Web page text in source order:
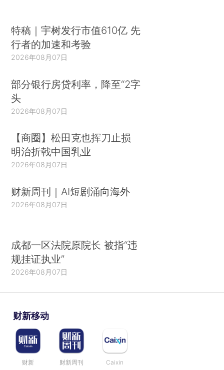
特稿｜宇树发行市值610亿 先
行者的加速和考验
2026年08月07日
部分银行房贷利率，降至“2字
头
2026年08月07日
【商圈】松田克也挥刀止损
明治折戟中国乳业
2026年08月07日
财新周刊｜AI短剧涌向海外
2026年08月07日
成都一区法院原院长 被指“违
规挂证执业”
2026年08月07日
财新移动
财新 财新周刊 Caixin